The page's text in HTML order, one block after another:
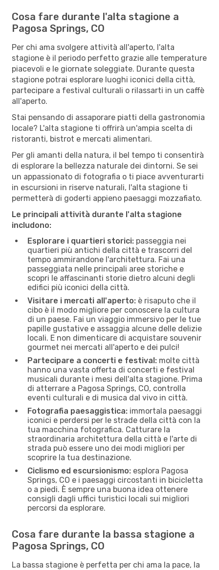
Cosa fare durante l'alta stagione a
Pagosa Springs, CO
Per chi ama svolgere attività all'aperto, l'alta
stagione è il periodo perfetto grazie alle temperature
piacevoli e le giornate soleggiate. Durante questa
stagione potrai esplorare luoghi iconici della città,
partecipare a festival culturali o rilassarti in un caffè
all'aperto.
Stai pensando di assaporare piatti della gastronomia
locale? L'alta stagione ti offrirà un'ampia scelta di
ristoranti, bistrot e mercati alimentari.
Per gli amanti della natura, il bel tempo ti consentirà
di esplorare la bellezza naturale dei dintorni. Se sei
un appassionato di fotografia o ti piace avventurarti
in escursioni in riserve naturali, l'alta stagione ti
permetterà di goderti appieno paesaggi mozzafiato.
Le principali attività durante l'alta stagione
includono:
Esplorare i quartieri storici: passeggia nei
quartieri più antichi della città e trascorri del
tempo ammirandone l'architettura. Fai una
passeggiata nelle principali aree storiche e
scopri le affascinanti storie dietro alcuni degli
edifici più iconici della città.
Visitare i mercati all'aperto: è risaputo che il
cibo è il modo migliore per conoscere la cultura
di un paese. Fai un viaggio immersivo per le tue
papille gustative e assaggia alcune delle delizie
locali. E non dimenticare di acquistare souvenir
gourmet nei mercati all'aperto e dei pulci!
Partecipare a concerti e festival: molte città
hanno una vasta offerta di concerti e festival
musicali durante i mesi dell'alta stagione. Prima
di atterrare a Pagosa Springs, CO, controlla
eventi culturali e di musica dal vivo in città.
Fotografia paesaggistica: immortala paesaggi
iconici e perdersi per le strade della città con la
tua macchina fotografica. Catturare la
straordinaria architettura della città e l'arte di
strada può essere uno dei modi migliori per
scoprire la tua destinazione.
Ciclismo ed escursionismo: esplora Pagosa
Springs, CO e i paesaggi circostanti in bicicletta
o a piedi. È sempre una buona idea ottenere
consigli dagli uffici turistici locali sui migliori
percorsi da esplorare.
Cosa fare durante la bassa stagione a
Pagosa Springs, CO
La bassa stagione è perfetta per chi ama la pace, la